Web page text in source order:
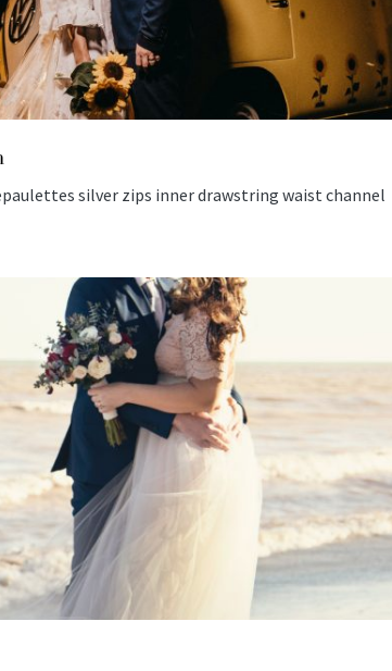
silver zips inner drawstring waist channel